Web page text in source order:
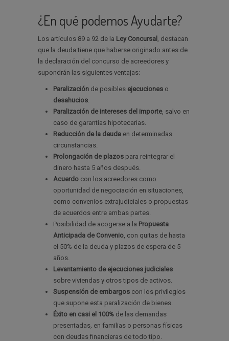
¿En qué podemos Ayudarte?
Los artículos 89 a 92 de la Ley Concursal , destacan
que la deuda tiene que haberse originado antes de
la declaración del concurso de acreedores y
supondrán las siguientes ventajas:
Paralización de posibles ejecuciones o
desahucios.
Paralización de intereses del importe, salvo en
caso de garantías hipotecarias.
Reducción de la deuda en determinadas
circunstancias.
Prolongación de plazos para reintegrar el
dinero hasta 5 años después.
Acuerdo con los acreedores como
oportunidad de negociación en situaciones,
como convenios extrajudiciales o propuestas
de acuerdos entre ambas partes.
Posibilidad de acogerse a la Propuesta
Anticipada de Convenio, con quitas de hasta
el 50% de la deuda y plazos de espera de 5
años.
Levantamiento de ejecuciones judiciales
sobre viviendas y otros tipos de activos.
Suspensión de embargos con los privilegios
que supone esta paralización de bienes.
Éxito en casi el 100% de las demandas
presentadas, en familias o personas físicas
con deudas financieras de todo tipo.